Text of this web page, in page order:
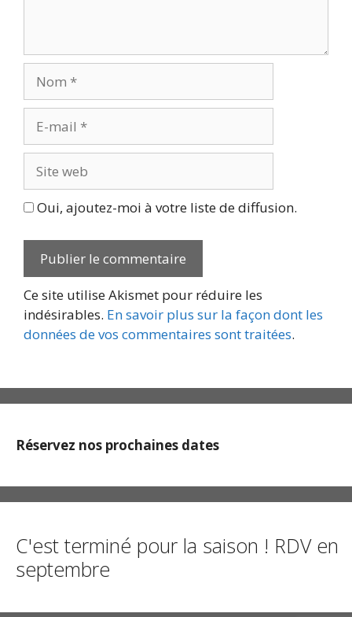
mail
web
Oui, ajoutez-moi à votre liste de diffusion.
Ce site utilise Akismet pour réduire les
indésirables. En savoir plus sur la façon dont les
données de vos commentaires sont traitées.
Réservez nos prochaines dates
C'est terminé pour la saison ! RDV en
septembre